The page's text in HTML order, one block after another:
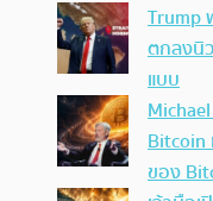
Trump
ตกลงนิ
แบบ
Bitcoin
ของ